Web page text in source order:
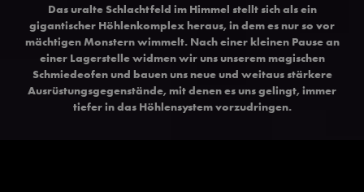
Das uralte Schlachtfeld im Himmel stellt sich als ein
gigantischer Höhlenkomplex heraus, in dem es nur so vor
mächtigen Monstern wimmelt. Nach einer kleinen Pause an
einer Lagerstelle widmen wir uns unserem magischen
Schmiedeofen und bauen uns neue und weitaus stärkere
Ausrüstungsgegenstände, mit denen es uns gelingt, immer
tiefer in das Höhlensystem vorzudringen.